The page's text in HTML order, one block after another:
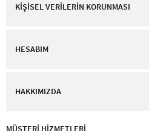
KİŞİSEL VERİLERİN KORUNMASI
HESABIM
HAKKIMIZDA
MÜŞTERİ HİZMETLERİ​